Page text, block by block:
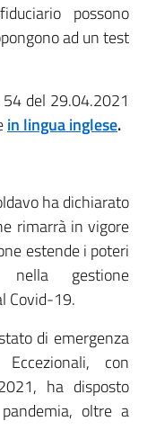
possono
ad un test
del 29.04.2021
in lingua inglese.
ha dichiarato
rimarrà in vigore
estende i poteri
gestione
Covid-19.
di emergenza
con
ha disposto
oltre a